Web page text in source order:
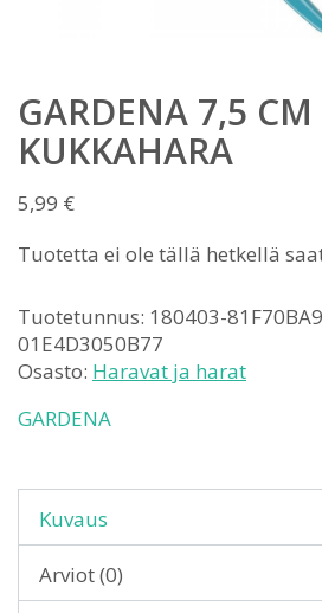
GARDENA 7,5 CM
KUKKAHARA
5,99 €
Tuotetta ei ole tällä hetkellä
Tuotetunnus: 180403-
01E4D3050B77
Osasto: Haravat ja harat
GARDENA
Kuvaus
Arviot (0)